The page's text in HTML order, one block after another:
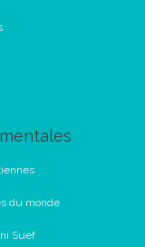
du monde
Suef